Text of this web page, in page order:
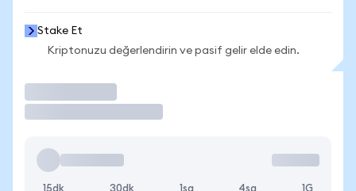
Stake Et
Kriptonuzu değerlendirin ve pasif gelir elde edin.